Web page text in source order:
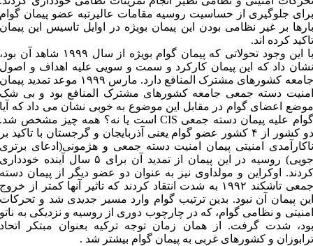
برای جلوگیری از حساسیت روسیه مقامات عالیرتبه عضو پیمان گوام
بارها بر غیر نظامی بودن این پیمان بویژه در اوایل تاسیس این پیمان
تاکید کرده اند.
با این وجود تحولاتی که پیمان گوام بویژه از سال ۱۹۹۹ شاهد آن بود،
نشان داد که این پیمان کارکرد و سمت و سویی علیه اهداف و اصول
جامعه کشورهای مشترک المنافع دارد. مارس ۱۹۹۹ موعد تمدید پیمان
امنیت دسته جمعی جامعه کشورهای مشترک المنافع بود و بی شک
موضع اعضای گوام در مقابل این موضوع به خوبی نشان می داد که آیا
گوام علیه پیمان دسته جمعی CIS است یا نه؟ همه چیز مشخص شد.
دو کشور از ۴ کشور عضو گوام یعنی آذربایجان و گرجستان با تاکید بر
ناکارآمدی امنیتی پیمان امنیت دسته جمعی و هژمونی(ادعای برتری
جویی) روسیه در این پیمان از تمدید آن برای ۵ سال آینده خودداری
کردند. اوکراین و مولداوی نیز به عنوان دو عضو دیگر از پیمان دسته
جمعی تاشکند ۱۹۹۲ به شدت انتقاد کردند که تاثیر آنها کمتر از خروج
این پیمان آن نبود. بدین ترتیب گوام وارد مسیر جدیدی شد و تحرکات
امنیتی و نظامی گوام، که در چارچوب دوری از روسیه و نزدیکی به ناتو
بود، شدت گرفت. از همان زمان توجه ترکیه بعنوان مبتکر اتحاد
ترابوزان و کشورهای غربی به پیمان گوام بیشتر شد .